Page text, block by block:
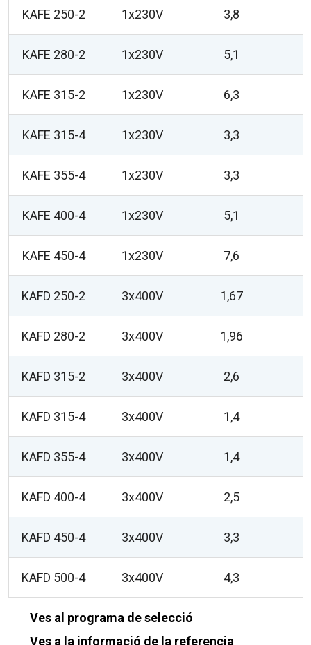
KAFE 250-2 1x230V 3,8
KAFE 280-2 1x230V 5,1
KAFE 315-2 1x230V 6,3
KAFE 315-4 1x230V 3,3
KAFE 355-4 1x230V 3,3
KAFE 400-4 1x230V 5,1
KAFE 450-4 1x230V 7,6
KAFD 250-2 3x400V 1,67
KAFD 280-2 3x400V 1,96
KAFD 315-2 3x400V 2,6
KAFD 315-4 3x400V 1,4
KAFD 355-4 3x400V 1,4
KAFD 400-4 3x400V 2,5
KAFD 450-4 3x400V 3,3
KAFD 500-4 3x400V 4,3
Ves al programa de selecció
Ves a la informació de la referencia